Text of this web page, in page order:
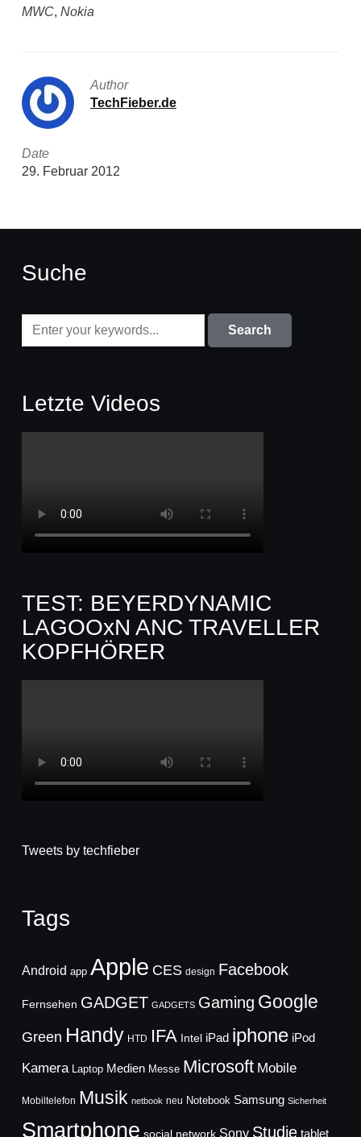
MWC, Nokia
Author
TechFieber.de
Date
29. Februar 2012
Suche
Letzte Videos
TEST: BEYERDYNAMIC
LAGOOxN ANC TRAVELLER
KOPFHÖRER
Tweets by techfieber
Tags
Android app Apple CES design Facebook
Fernsehen GADGET GADGETS Gaming Google
Green Handy HTD IFA Intel iPad iphone iPod
Kamera Laptop Medien Messe Microsoft Mobile
Mobiltelefon Musik netbook neu Notebook Samsung Sicherheit
Smartphone social network Sony Studie tablet